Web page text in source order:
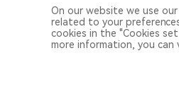
© 2026 Shenzhen
On our website we use
related to your
cookies in the "Cookies
more information, you can